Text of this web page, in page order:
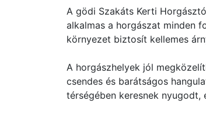
A gödi Szakáts Kerti
alkalmas a horgászat minden
környezet biztosít kellemes
A horgászhelyek jól
csendes és barátságos
térségében keresnek nyugodt,